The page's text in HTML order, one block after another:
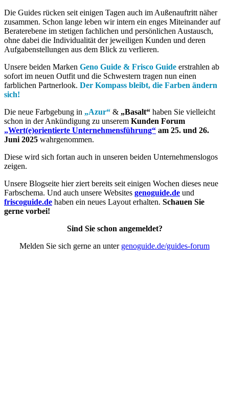
Die Guides rücken seit einigen Tagen auch im Außenauftritt näher
zusammen. Schon lange leben wir intern ein enges Miteinander auf
Beraterebene im stetigen fachlichen und persönlichen Austausch,
ohne dabei die Individualität der jeweiligen Kunden und deren
Aufgabenstellungen aus dem Blick zu verlieren.
Unsere beiden Marken Geno Guide & Frisco Guide erstrahlen ab
sofort im neuen Outfit und die Schwestern tragen nun einen
farblichen Partnerlook. Der Kompass bleibt, die Farben ändern
sich!
Die neue Farbgebung in „Azur“ & „Basalt“ haben Sie vielleicht
schon in der Ankündigung zu unserem Kunden Forum
„Wert(e)orientierte Unternehmensführung“ am 25. und 26.
Juni 2025 wahrgenommen.
Diese wird sich fortan auch in unseren beiden Unternehmenslogos
zeigen.
Unsere Blogseite hier ziert bereits seit einigen Wochen dieses neue
Farbschema. Und auch unsere Websites genoguide.de und
friscoguide.de haben ein neues Layout erhalten. Schauen Sie
gerne vorbei!
Sind Sie schon angemeldet?
Melden Sie sich gerne an unter genoguide.de/guides-forum